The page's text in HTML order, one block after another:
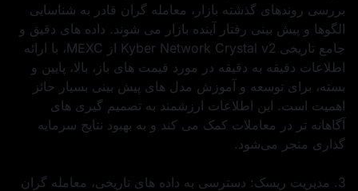
بررسی روندهای گذشته بازار، معامله‌ گران قادر به شناسایی
الگوها و پیش‌ بینی رفتار آینده بازار می‌ شوند. داده‌ های دقیق و
جامع تاریخی Kyber Network Crystal v2 از MEXC، با ارائه
اطلاعات دقیقه به دقیقه در مورد قیمت‌ های باز، بالا، پایین و
بسته، برای توسعه و آموزش مدل‌ های پیش‌ بینی بسیار حائز
اهمیت است. این اطلاعات ارزشمند به تصمیم‌ گیری‌ های
آگاهانه‌ تر در معاملات کمک می‌ کند و به بهبود نتایج سرمایه‌
گذاری منجر می‌شود.
3. مدیریت ریسک: دسترسی به داده‌ های تاریخی، معامله‌ گران